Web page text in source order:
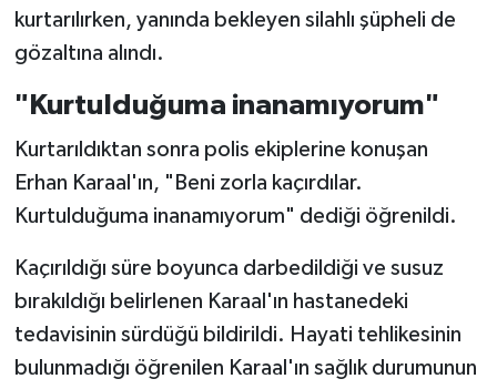
kurtarılırken, yanında bekleyen silahlı şüpheli de
gözaltına alındı.
"Kurtulduğuma inanamıyorum"
Kurtarıldıktan sonra polis ekiplerine konuşan
Erhan Karaal'ın, "Beni zorla kaçırdılar.
Kurtulduğuma inanamıyorum" dediği öğrenildi.
Kaçırıldığı süre boyunca darbedildiği ve susuz
bırakıldığı belirlenen Karaal'ın hastanedeki
tedavisinin sürdüğü bildirildi. Hayati tehlikesinin
bulunmadığı öğrenilen Karaal'ın sağlık durumunun